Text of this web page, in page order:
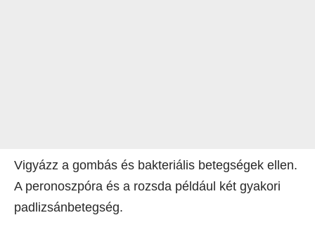
Vigyázz a gombás és bakteriális betegségek ellen.
A peronoszpóra és a rozsda például két gyakori
padlizsánbetegség.